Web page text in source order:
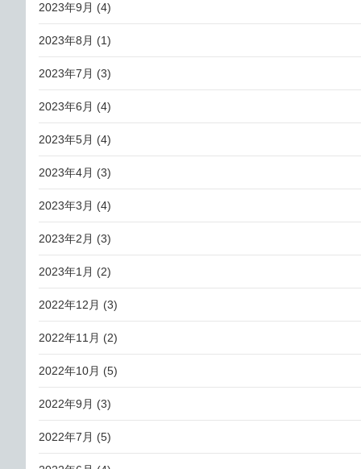
2023年9月 (4)
2023年8月 (1)
2023年7月 (3)
2023年6月 (4)
2023年5月 (4)
2023年4月 (3)
2023年3月 (4)
2023年2月 (3)
2023年1月 (2)
2022年12月 (3)
2022年11月 (2)
2022年10月 (5)
2022年9月 (3)
2022年7月 (5)